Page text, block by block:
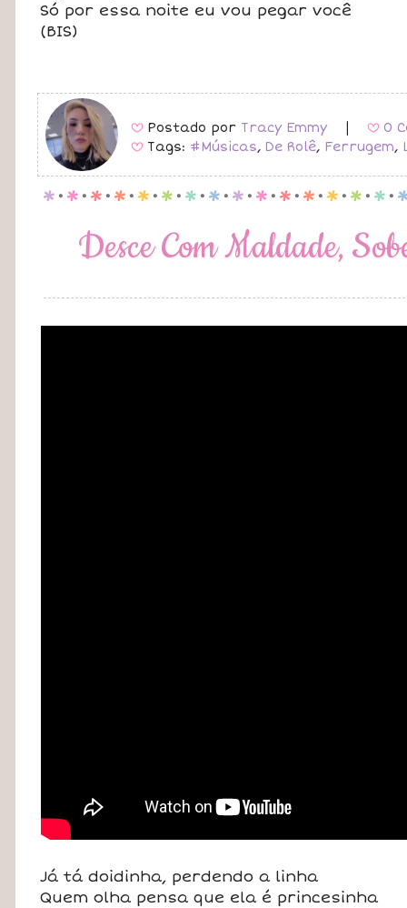
Só por essa noite eu vou pegar você
(BIS)
B Postado por Tracy Emmy B 0
B Tags: #Músicas, De Rolê, Ferrugem,
p . p . p . p . p . p . p . p . p . p . p . p . p . p . p .
Desce Com Maldade,
Já tá doidinha, perdendo a linha
Quem olha pensa que ela é princesinha